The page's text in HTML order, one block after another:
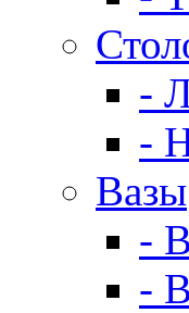
-
-
Вазы
-
-